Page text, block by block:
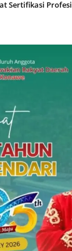
Sertifikasi Profesi